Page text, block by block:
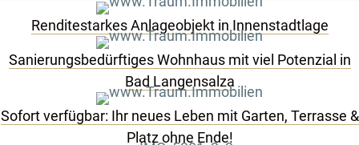
Renditestarkes Anlageobjekt in Innenstadtlage
Sanierungsbedürftiges Wohnhaus mit viel Potenzial in
Bad Langensalza
Sofort verfügbar: Ihr neues Leben mit Garten, Terrasse &
Platz ohne Ende!